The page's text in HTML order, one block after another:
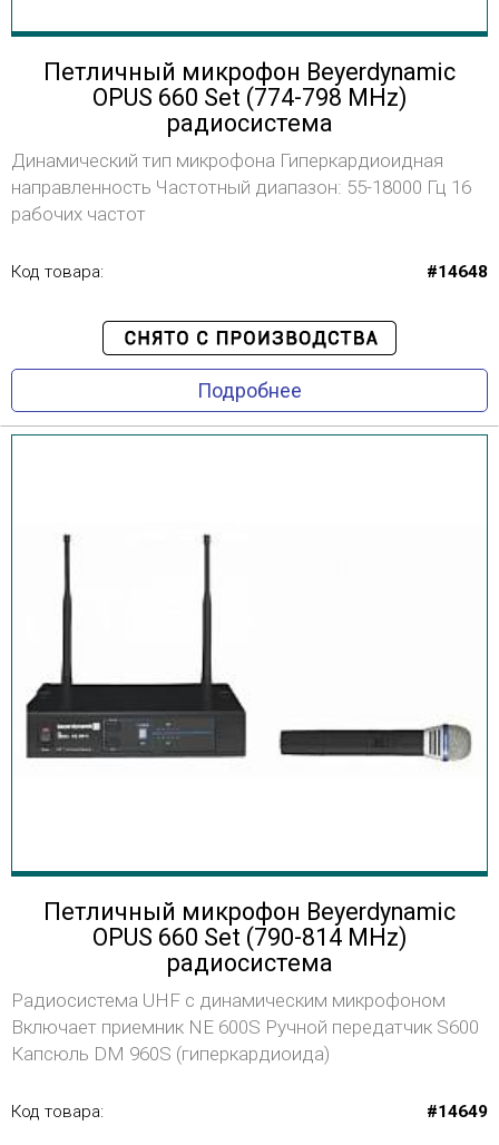
Петличный микрофон Beyerdynamic
OPUS 660 Set (774-798 MHz)
радиосистема
Динамический тип микрофона Гиперкардиоидная
направленность Частотный диапазон: 55-18000 Гц 16
рабочих частот
Код товара: #14648
Подробнее
Петличный микрофон Beyerdynamic
OPUS 660 Set (790-814 MHz)
радиосистема
Радиосистема UHF с динамическим микрофоном
Включает приемник NE 600S Ручной передатчик S600
Капсюль DM 960S (гиперкардиоида)
Код товара: #14649